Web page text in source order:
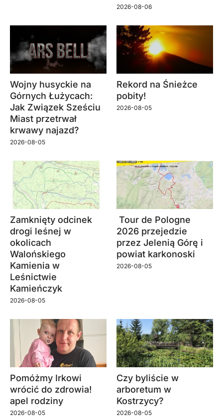
2026-08-06
Wojny husyckie na
Górnych Łużycach:
Jak Związek Sześciu
Miast przetrwał
krwawy najazd?
2026-08-05
Rekord na Śnieżce
pobity!
2026-08-05
Zamknięty odcinek
drogi leśnej w
okolicach
Walońskiego
Kamienia w
Leśnictwie
Kamieńczyk
2026-08-05
Tour de Pologne
2026 przejedzie
przez Jelenią Górę i
powiat karkonoski
2026-08-05
Pomóżmy Irkowi
wrócić do zdrowia!
apel rodziny
2026-08-05
Czy byliście w
arboretum w
Kostrzycy?
2026-08-05